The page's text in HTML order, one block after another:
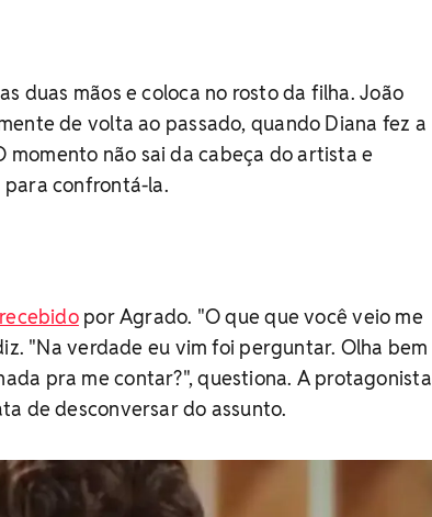
duas mãos e coloca no rosto da filha. João
de volta ao passado, quando Diana fez a
momento não sai da cabeça do artista e
confrontá-la.
por Agrado. "O que que você veio me
"Na verdade eu vim foi perguntar. Olha bem
pra me contar?", questiona. A protagonista
de desconversar do assunto.